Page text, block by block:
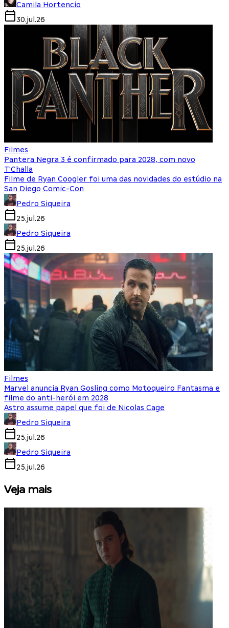
Camila Hortencio
30.jul.26
Filmes
Pantera Negra 3 é confirmado para 2028, com novo
T'Challa
Filme de Ryan Coogler foi uma das novidades do estúdio na
San Diego Comic-Con
Pedro Siqueira
25.jul.26
Pedro Siqueira
25.jul.26
Filmes
Marvel anuncia Ryan Gosling como Motoqueiro Fantasma e
filme do anti-herói em 2028
Astro assume papel que foi de Nicolas Cage
Pedro Siqueira
25.jul.26
Pedro Siqueira
25.jul.26
Veja mais